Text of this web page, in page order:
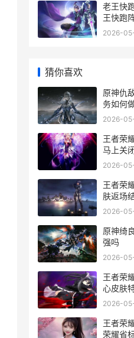
老王快
王快跑
2026-
猜你喜欢
原神仇
务如何
水沸腾
2026-
王者荣
马上关
晶保底
2026-
王者荣
肤返场
荣耀60
2026-
原神绮
强吗
2026-
王者荣
心皮肤
耀荣耀
2026-
王者荣
荣耀省